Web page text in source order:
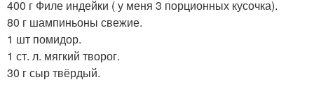
400 г Филе индейки ( у меня 3 порционных кусочка).
80 г шампиньоны свежие.
1 шт помидор.
1 ст. л. мягкий творог.
30 г сыр твёрдый.